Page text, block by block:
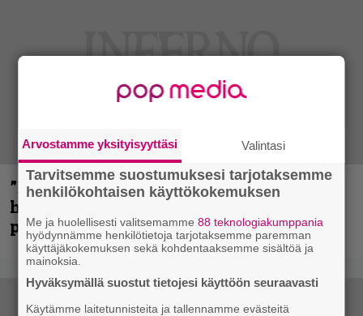
”Mitalini näyttää ihan plektralta” –
huippu-uimari jamittelee Megadethiä
palkinnollaan
Arvostamme yksityisyyttäsi Valintasi
Tarvitsemme suostumuksesi tarjotaksemme
henkilökohtaisen käyttökokemuksen
Me ja huolellisesti valitsemamme88 teknologiakumppania
hyödynnämme henkilötietoja tarjotaksemme paremman
käyttäjäkokemuksen sekä kohdentaaksemme sisältöä ja
mainoksia.
Hyväksymällä suostut tietojesi käyttöön seuraavasti
Käytämme laitetunnisteita ja tallennamme evästeitä